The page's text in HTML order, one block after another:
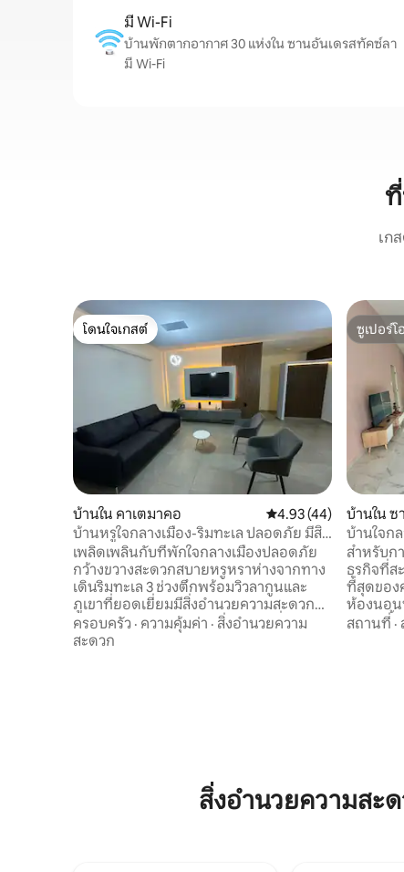
มี Wi-Fi
บ้านพักตากอากาศ 30 แห่งใน ซานอันเดรสทัคซ์ลา
มี Wi-Fi
เก
โดนใจเกสต์
โดนใจเกสต์
บ้านใน คาเตมาคอ คะแนนเฉลี่ย 4.93 จาก
4.93 (44)
บ้านหรูใจกลางเมือง-ริมทะเล ปลอดภัย มีสิ่ง
อำนวยความสะดวก 36 รายการ
เพลิดเพลินกับที่พักใจกลางเมืองปลอดภัย
กว้างขวางสะดวกสบายหรูหราห่างจากทาง
เดินริมทะเล 3 ช่วงตึกพร้อมวิวลากูนและ
ภูเขาที่ยอดเยี่ยมมีสิ่งอำนวยความสะดวก
36 รายการรวมอยู่ในค่าใช้จ่ายและสิ่งอำนวย
ความสะดวก 5 อย่างโดยมีค่าใช้จ่ายเพิ่มเติม
ครอบครัว · ความคุ้มค่า · สิ่งอำนวยความ
สะดวก
ซูเปอร์โ
ซูเปอร์โ
บ้านใน
บ้านใจก
สำหรับก
ธุรกิจที่ส
ที่สุดของ
ห้องนอน
พร้อมพื้น
สถานที่ ·
สิ่งอำนวยความสะ